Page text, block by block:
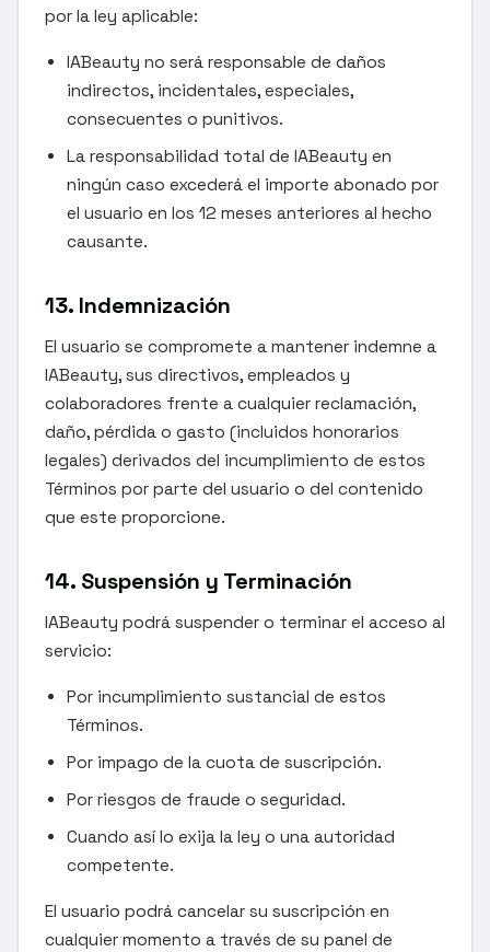
por la ley aplicable:
IABeauty no será responsable de daños
indirectos, incidentales, especiales,
consecuentes o punitivos.
La responsabilidad total de IABeauty en
ningún caso excederá el importe abonado por
el usuario en los 12 meses anteriores al hecho
causante.
13. Indemnización
El usuario se compromete a mantener indemne a
IABeauty, sus directivos, empleados y
colaboradores frente a cualquier reclamación,
daño, pérdida o gasto (incluidos honorarios
legales) derivados del incumplimiento de estos
Términos por parte del usuario o del contenido
que este proporcione.
14. Suspensión y Terminación
IABeauty podrá suspender o terminar el acceso al
servicio:
Por incumplimiento sustancial de estos
Términos.
Por impago de la cuota de suscripción.
Por riesgos de fraude o seguridad.
Cuando así lo exija la ley o una autoridad
competente.
El usuario podrá cancelar su suscripción en
cualquier momento a través de su panel de